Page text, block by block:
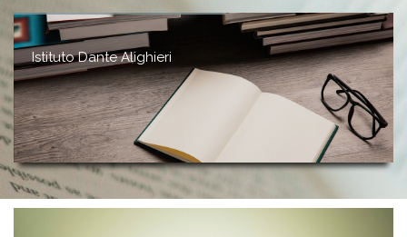
Istituto Dante Alighieri